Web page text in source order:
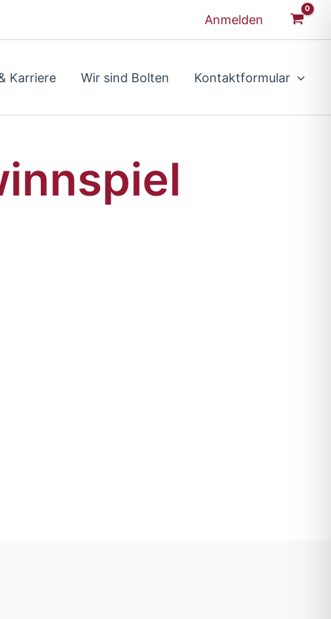
Anmelden
Karriere Wir sind Bolten Kontaktformular